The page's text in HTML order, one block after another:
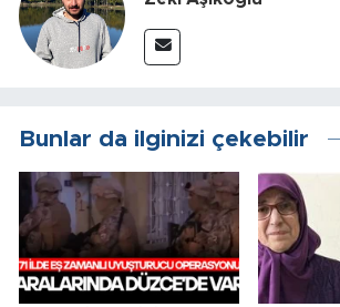
Bunlar da ilginizi çekebilir